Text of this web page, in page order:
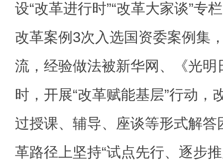
设“改革进行时”“改革大家谈”专
改革案例3次入选国资委案例集
流，经验做法被新华网、《光明
时，开展“改革赋能基层”行动，
过授课、辅导、座谈等形式解答
革路径上坚持“试点先行、逐步